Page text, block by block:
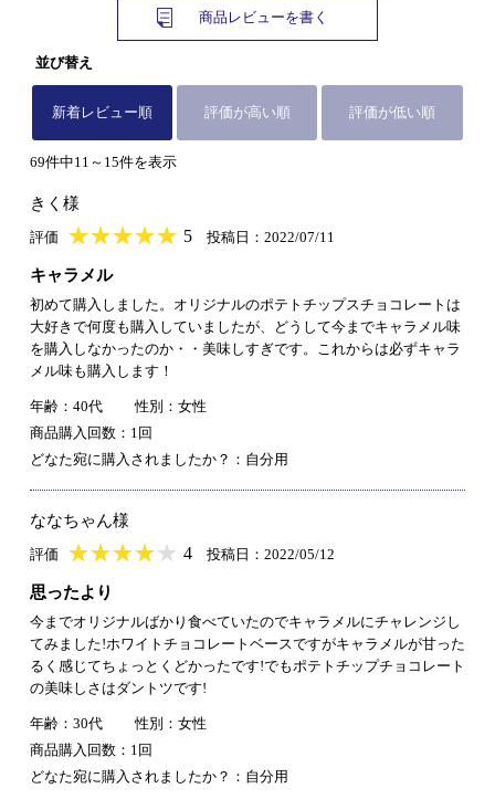
商品レビューを書く
並び替え
新着レビュー順 評価が高い順 評価が低い順
69件中11～15件を表示
きく様
評価 ★★★★★
★★★★★ 5 投稿日：2022/07/11
キャラメル
初めて購入しました。オリジナルのポテトチップスチョコレートは
大好きで何度も購入していましたが、どうして今までキャラメル味
を購入しなかったのか・・美味しすぎです。これからは必ずキャラ
メル味も購入します！
年齢：40代
性別：女性
商品購入回数：1回
どなた宛に購入されましたか？：自分用
ななちゃん様
評価 ★★★★★
★★★★★ 4 投稿日：2022/05/12
思ったより
今までオリジナルばかり食べていたのでキャラメルにチャレンジし
てみました!ホワイトチョコレートベースですがキャラメルが甘った
るく感じてちょっとくどかったです!でもポテトチップチョコレート
の美味しさはダントツです!
年齢：30代
性別：女性
商品購入回数：1回
どなた宛に購入されましたか？：自分用